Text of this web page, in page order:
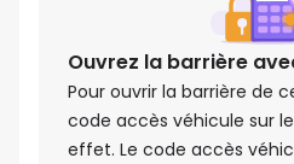
Ouvrez la barrière
Pour ouvrir la barrière de
code accès véhicule sur
effet. Le code accès